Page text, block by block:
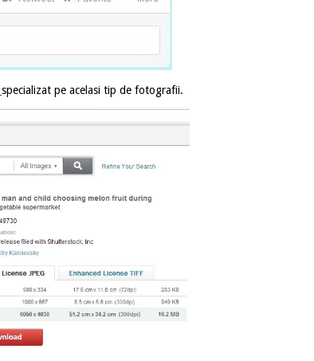
specializat pe acelasi tip de fotografii.